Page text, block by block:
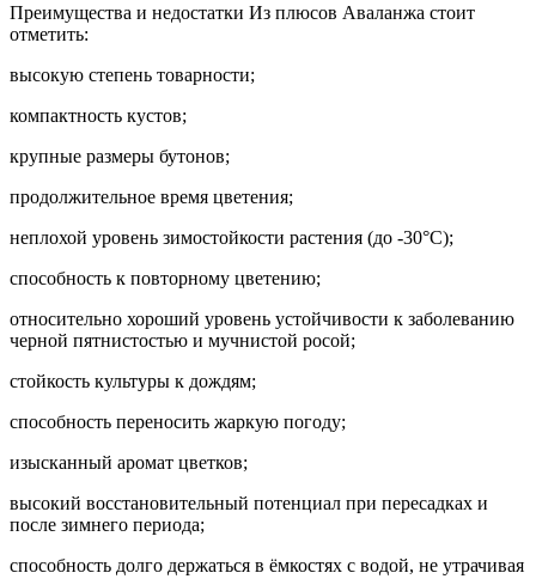
Преимущества и недостатки Из плюсов Аваланжа стоит
отметить:
высокую степень товарности;
компактность кустов;
крупные размеры бутонов;
продолжительное время цветения;
неплохой уровень зимостойкости растения (до -30°С);
способность к повторному цветению;
относительно хороший уровень устойчивости к заболеванию
черной пятнистостью и мучнистой росой;
стойкость культуры к дождям;
способность переносить жаркую погоду;
изысканный аромат цветков;
высокий восстановительный потенциал при пересадках и
после зимнего периода;
способность долго держаться в ёмкостях с водой, не утрачивая